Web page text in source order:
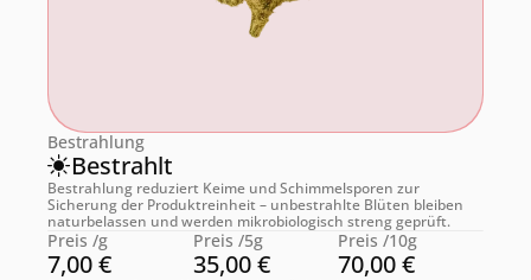
Bestrahlung
Bestrahlt
Bestrahlung reduziert Keime und Schimmelsporen zur
Sicherung der Produktreinheit – unbestrahlte Blüten bleiben
naturbelassen und werden mikrobiologisch streng geprüft.
Preis /g
7,00 €
Preis /5g
35,00 €
Preis /10g
70,00 €